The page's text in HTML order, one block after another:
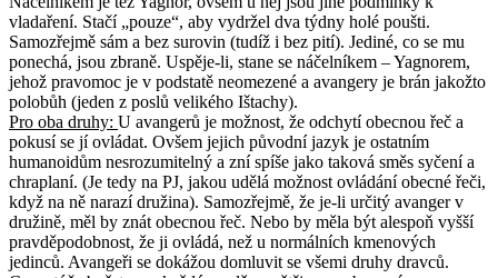
vladaření. Stačí „pouze“, aby vydržel dva týdny holé poušti.
Samozřejmě sám a bez surovin (tudíž i bez pití). Jediné, co se mu
ponechá, jsou zbraně. Uspěje-li, stane se náčelníkem – Yagnorem,
jehož pravomoc je v podstatě neomezené a avangery je brán jakožto
polobůh (jeden z poslů velikého Ištachy).
Pro oba druhy: U avangerů je možnost, že odchytí obecnou řeč a
pokusí se jí ovládat. Ovšem jejich původní jazyk je ostatním
humanoidům nesrozumitelný a zní spíše jako taková směs syčení a
chraplaní. (Je tedy na PJ, jakou udělá možnost ovládání obecné řeči,
když na ně narazí družina). Samozřejmě, že je-li určitý avanger v
družině, měl by znát obecnou řeč. Nebo by měla být alespoň vyšší
pravděpodobnost, že ji ovládá, než u normálních kmenových
jedinců. Avangeři se dokážou domluvit se všemi druhy dravců.